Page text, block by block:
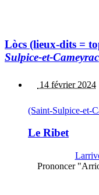
Lòcs (lieux-dits =
Sulpice-et-Cameyrac
14 février 2024
(Saint-Sulpice-et-
Le Ribet
Prononcer